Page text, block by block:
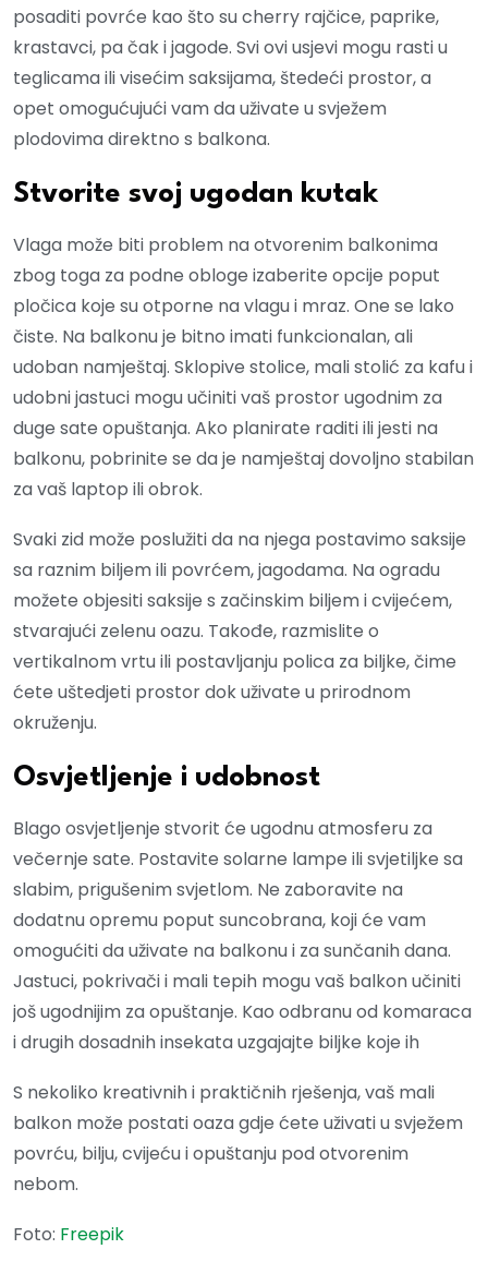
posaditi povrće kao što su cherry rajčice, paprike,
krastavci, pa čak i jagode. Svi ovi usjevi mogu rasti u
teglicama ili visećim saksijama, štedeći prostor, a
opet omogućujući vam da uživate u svježem
plodovima direktno s balkona.
Stvorite svoj ugodan kutak
Vlaga može biti problem na otvorenim balkonima
zbog toga za podne obloge izaberite opcije poput
pločica koje su otporne na vlagu i mraz. One se lako
čiste. Na balkonu je bitno imati funkcionalan, ali
udoban namještaj. Sklopive stolice, mali stolić za kafu i
udobni jastuci mogu učiniti vaš prostor ugodnim za
duge sate opuštanja. Ako planirate raditi ili jesti na
balkonu, pobrinite se da je namještaj dovoljno stabilan
za vaš laptop ili obrok.
Svaki zid može poslužiti da na njega postavimo saksije
sa raznim biljem ili povrćem, jagodama. Na ogradu
možete objesiti saksije s začinskim biljem i cvijećem,
stvarajući zelenu oazu. Takođe, razmislite o
vertikalnom vrtu ili postavljanju polica za biljke, čime
ćete uštedjeti prostor dok uživate u prirodnom
okruženju.
Osvjetljenje i udobnost
Blago osvjetljenje stvorit će ugodnu atmosferu za
večernje sate. Postavite solarne lampe ili svjetiljke sa
slabim, prigušenim svjetlom. Ne zaboravite na
dodatnu opremu poput suncobrana, koji će vam
omogućiti da uživate na balkonu i za sunčanih dana.
Jastuci, pokrivači i mali tepih mogu vaš balkon učiniti
još ugodnijim za opuštanje. Kao odbranu od komaraca
i drugih dosadnih insekata uzgajajte biljke koje ih
S nekoliko kreativnih i praktičnih rješenja, vaš mali
balkon može postati oaza gdje ćete uživati u svježem
povrću, bilju, cvijeću i opuštanju pod otvorenim
nebom.
Foto: Freepik